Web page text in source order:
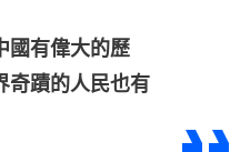
國有偉大的歷
奇蹟的人民也有